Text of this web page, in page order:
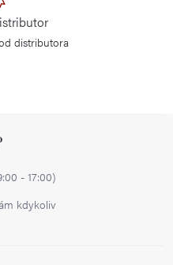
distributora
- 17:00)
kdykoliv